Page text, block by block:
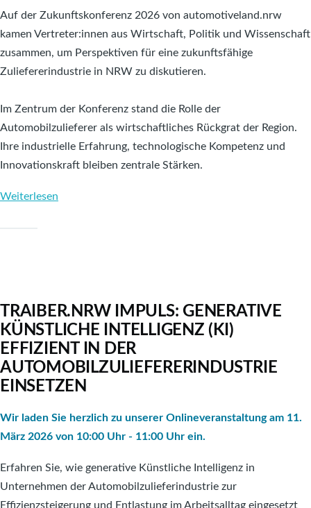
Auf der Zukunftskonferenz 2026 von automotiveland.nrw
kamen Vertreter:innen aus Wirtschaft, Politik und Wissenschaft
zusammen, um Perspektiven für eine zukunftsfähige
Zuliefererindustrie in NRW zu diskutieren.
Im Zentrum der Konferenz stand die Rolle der
Automobilzulieferer als wirtschaftliches Rückgrat der Region.
Ihre industrielle Erfahrung, technologische Kompetenz und
Innovationskraft bleiben zentrale Stärken.
Weiterlesen
TRAIBER.NRW IMPULS: GENERATIVE
KÜNSTLICHE INTELLIGENZ (KI)
EFFIZIENT IN DER
AUTOMOBILZULIEFERERINDUSTRIE
EINSETZEN
Wir laden Sie herzlich zu unserer Onlineveranstaltung am 11.
März 2026 von 10:00 Uhr - 11:00 Uhr ein.
Erfahren Sie, wie generative Künstliche Intelligenz in
Unternehmen der Automobilzulieferindustrie zur
Effizienzsteigerung und Entlastung im Arbeitsalltag eingesetzt